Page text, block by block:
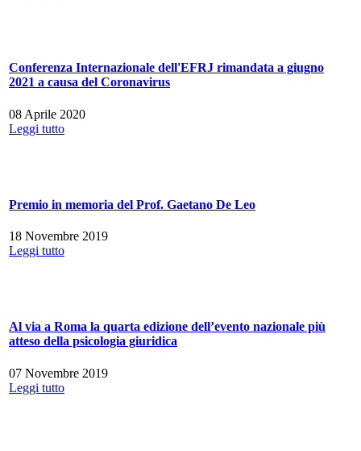
Conferenza Internazionale dell'EFRJ rimandata a giugno
2021 a causa del Coronavirus
08 Aprile 2020
Leggi tutto
Premio in memoria del Prof. Gaetano De Leo
18 Novembre 2019
Leggi tutto
Al via a Roma la quarta edizione dell’evento nazionale più
atteso della psicologia giuridica
07 Novembre 2019
Leggi tutto